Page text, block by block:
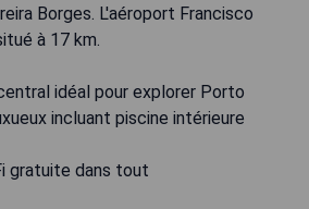
Borges. L'aéroport Francisco
à 17 km.
idéal pour explorer Porto
incluant piscine intérieure
gratuite dans tout